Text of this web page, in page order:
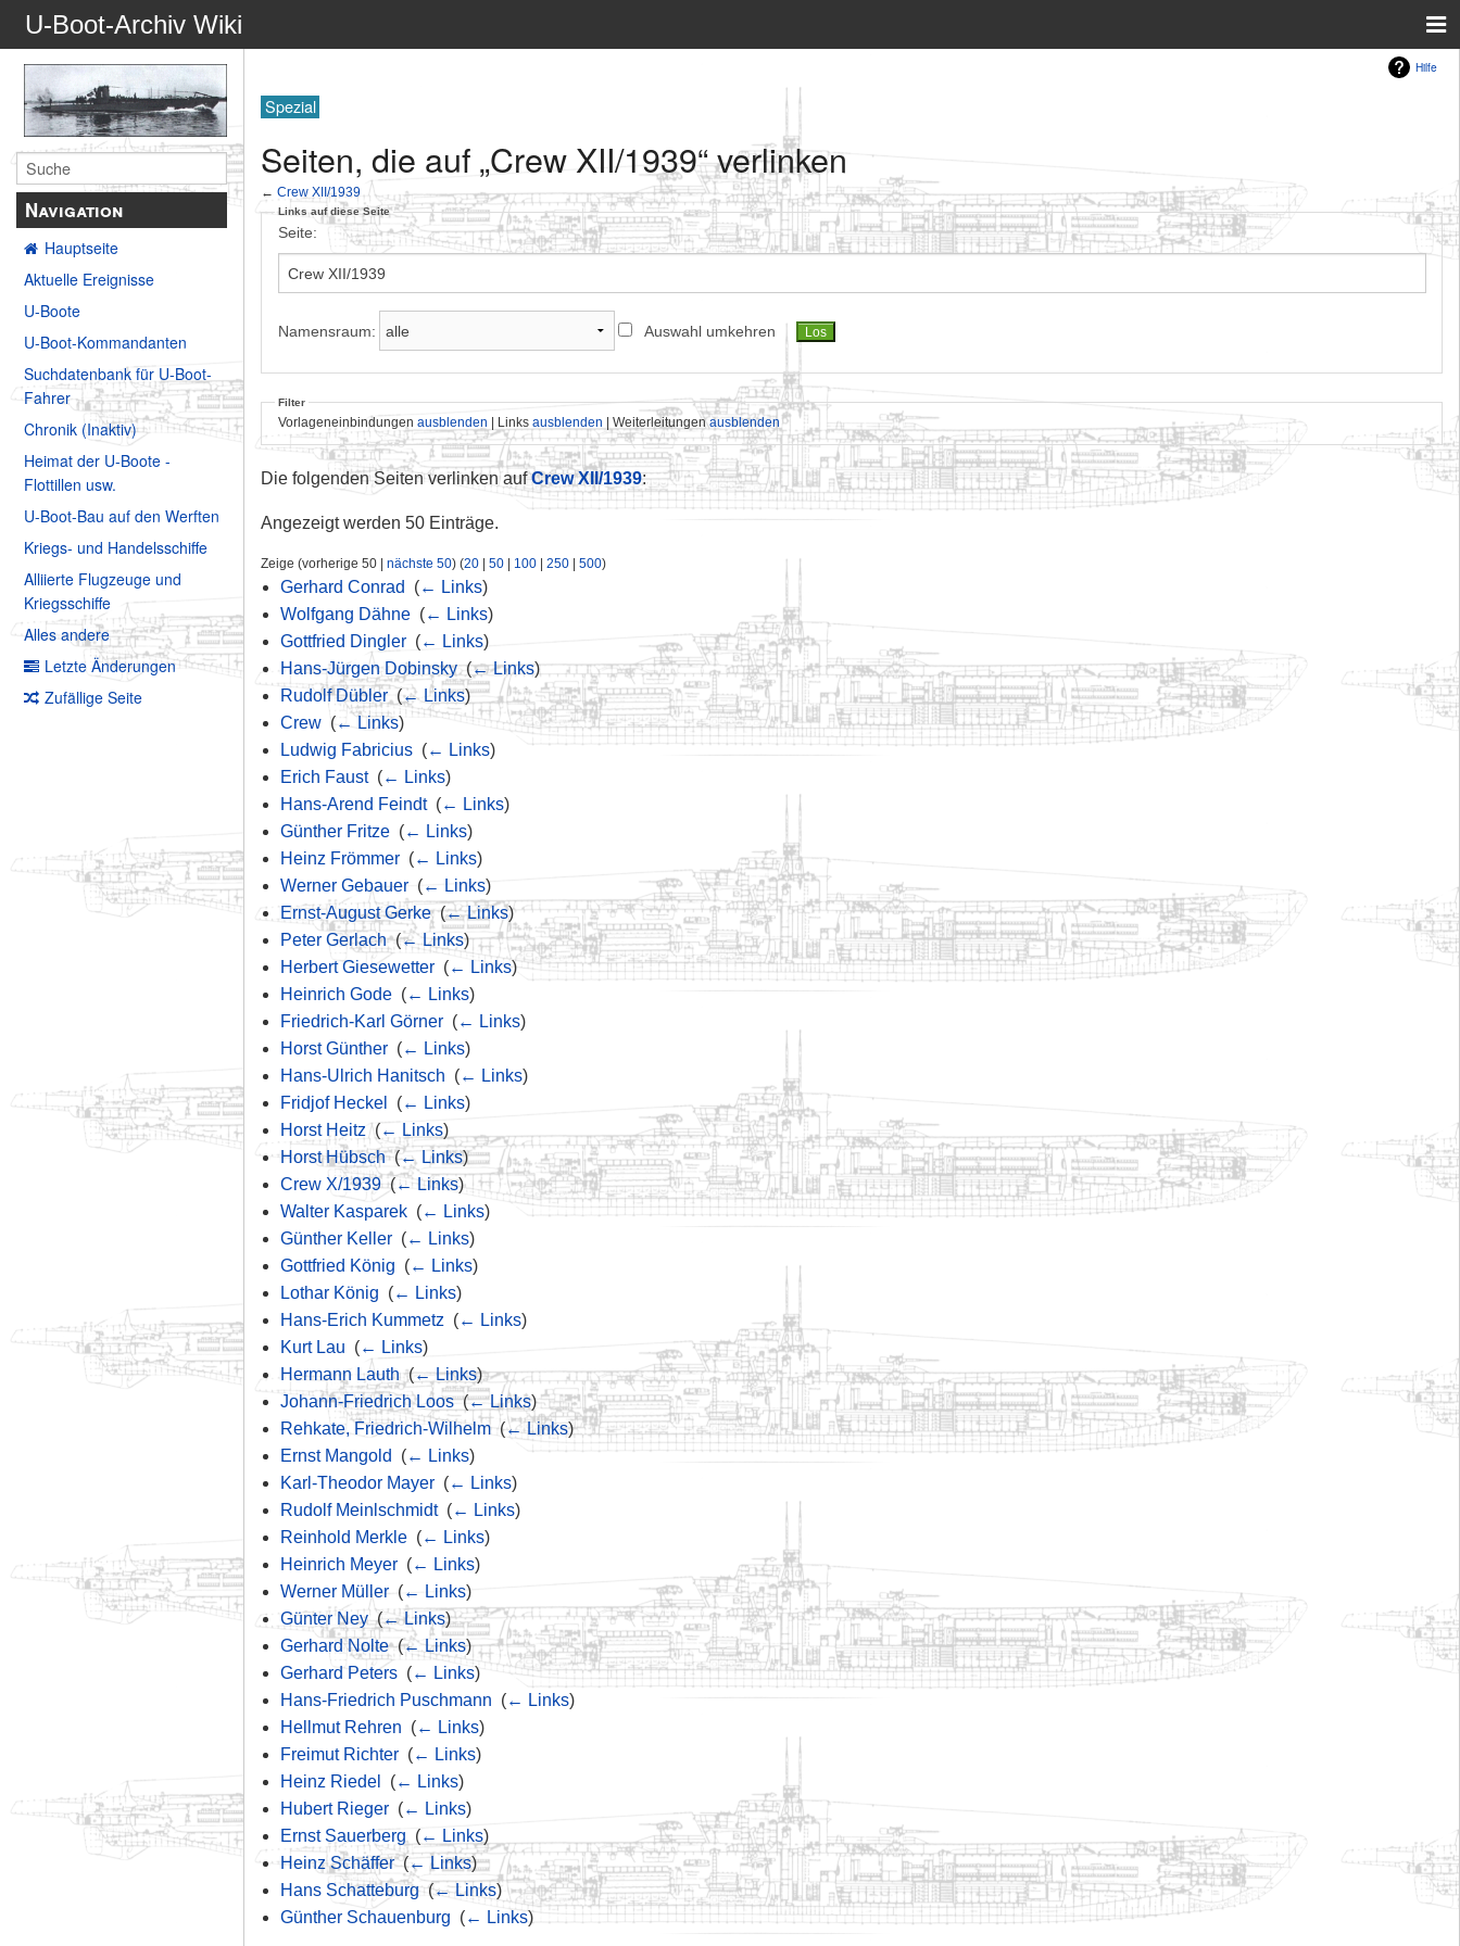
U-Boot-Archiv Wiki
Navigation
Hauptseite
Aktuelle Ereignisse
U-Boote
U-Boot-Kommandanten
Suchdatenbank für U-Boot-
Fahrer
Chronik (Inaktiv)
Heimat der U-Boote -
Flottillen usw.
U-Boot-Bau auf den Werften
Kriegs- und Handelsschiffe
Alliierte Flugzeuge und
Kriegsschiffe
Alles andere
Letzte Änderungen
Zufällige Seite
Hilfe
Spezial
Seiten, die auf „Crew XII/1939“ verlinken
←Crew XII/1939
Links auf diese Seite
Seite:
Namensraum: Auswahl umkehren
Filter
Vorlageneinbindungen ausblenden | Links ausblenden | Weiterleitungenausblenden
Die folgenden Seiten verlinken aufCrew XII/1939:
Angezeigt werden 50 Einträge.
Zeige (vorherige 50 |nächste 50) (20 |50 100 |250 |500)
Gerhard Conrad (← Links)
Wolfgang Dähne‎ (← Links)
Gottfried Dingler‎ (← Links)
Hans-Jürgen Dobinsky‎(← Links)
Rudolf Dübler‎ (← Links)
Crew‎ (← Links)
Ludwig Fabricius‎ (← Links)
Erich Faust‎ (← Links)
Hans-Arend Feindt‎ (← Links)
Günther Fritze‎ (← Links)
Heinz Frömmer‎ (← Links)
Werner Gebauer‎ (← Links)
Ernst-August Gerke‎(← Links)
Peter Gerlach‎(← Links)
Herbert Giesewetter‎ (← Links)
Heinrich Gode‎ (← Links)
Friedrich-Karl Görner‎ (← Links)
Horst Günther‎ (← Links)
Hans-Ulrich Hanitsch (← Links)
Fridjof Heckel
(← Links)
Horst Heitz ‎(← Links)
Horst Hübsch‎(← Links)
Crew X/1939‎(← Links)
Walter Kasparek‎ (← Links)
Günther Keller‎ (← Links)
Gottfried König (← Links)
Lothar König (← Links)
Hans-Erich Kummetz (← Links)
Kurt Lau (← Links)
Hermann Lauth‎(← Links)
Johann-Friedrich Loos‎(← Links)
Rehkate, Friedrich-Wilhelm‎(← Links)
Ernst Mangold
(← Links)
Karl-Theodor Mayer‎ (← Links)
Rudolf Meinlschmidt‎ (← Links)
Reinhold Merkle‎ (← Links)
Heinrich Meyer‎ (← Links)
Werner Müller‎ (← Links)
Günter Ney‎(← Links)
Gerhard Nolte‎(← Links)
Gerhard Peters‎ (← Links)
Hans-Friedrich Puschmann (← Links)
Hellmut Rehren (← Links)
Freimut Richter‎ (← Links)
Heinz Riedel
(← Links)
Hubert Rieger‎ (← Links)
Ernst Sauerberg (← Links)
Heinz Schäffer‎(← Links)
Hans Schatteburg‎(← Links)
Günther Schauenburg (← Links)